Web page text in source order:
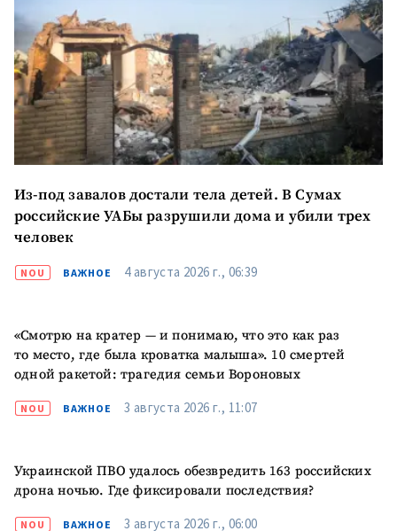
Из-под завалов достали тела детей. В Сумах
российские УАБы разрушили дома и убили трех
человек
NOU ВАЖНОЕ 4 августа 2026 г., 06:39
«Смотрю на кратер — и понимаю, что это как раз
то место, где была кроватка малыша». 10 смертей
одной ракетой: трагедия семьи Вороновых
NOU ВАЖНОЕ 3 августа 2026 г., 11:07
Украинской ПВО удалось обезвредить 163 российских
дрона ночью. Где фиксировали последствия?
NOU ВАЖНОЕ 3 августа 2026 г., 06:00
Заголовок новости
заголовок
Фотография
+ Загрузить
Текст новости
новости